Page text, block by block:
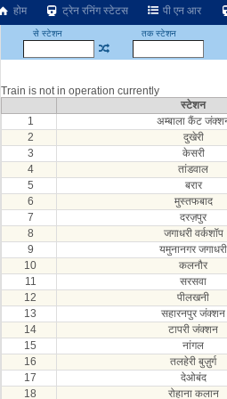
होम ट्रेन रनिंग स्टेटस पी एन आर
से स्टेशन तक स्टेशन
Train is not in operation currently
स्टेशन
1
अम्बाला कैंट
2
दुखेरी
3
केसरी
4
तांडवाल
5
बरार
6
मुस्तफबाद
7
दरज़पुर
8
जगाधरी वर्कशॉप
9
यमुनानगर जगाधरी
10
कलनौर
11
सरसवा
12
पीलखनी
13
सहारनपुर जंक्शन
14
टापरी जंक्शन
15
नांगल
16
तलहेरी बुज़ुर्ग
17
देओबंद
18
रोहाना कलान